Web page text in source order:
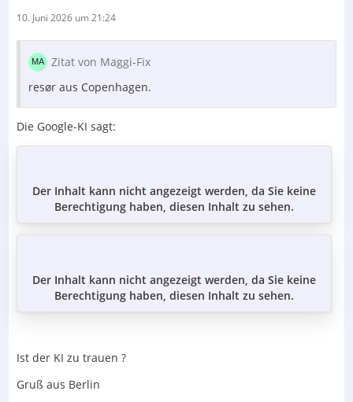
10. Juni 2026 um 21:24
Zitat von Maggi-Fix
resør aus Copenhagen.
Die Google-KI sagt:
Der Inhalt kann nicht angezeigt werden, da Sie keine
Berechtigung haben, diesen Inhalt zu sehen.
Der Inhalt kann nicht angezeigt werden, da Sie keine
Berechtigung haben, diesen Inhalt zu sehen.
Ist der KI zu trauen ?
Gruß aus Berlin